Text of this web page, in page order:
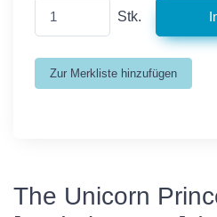
Stk.
The Unicorn